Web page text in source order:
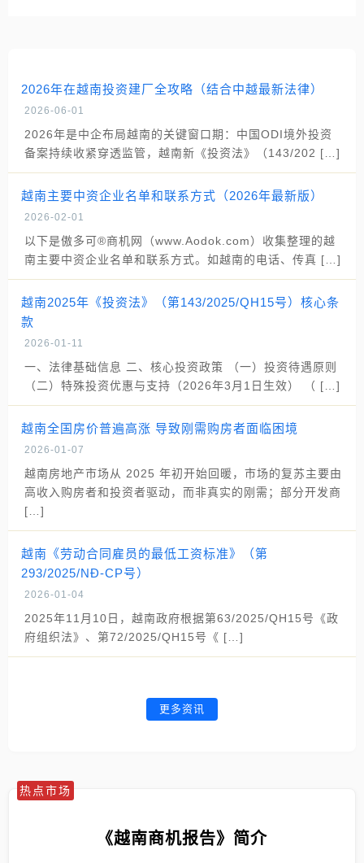
2026年在越南投资建厂全攻略（结合中越最新法律）
2026-06-01
2026年是中企布局越南的关键窗口期：中国ODI境外投资
备案持续收紧穿透监管，越南新《投资法》（143/202 […]
越南主要中资企业名单和联系方式（2026年最新版）
2026-02-01
以下是傲多可®商机网（www.Aodok.com）收集整理的越
南主要中资企业名单和联系方式。如越南的电话、传真 […]
越南2025年《投资法》（第143/2025/QH15号）核心条
款
2026-01-11
一、法律基础信息 二、核心投资政策 （一）投资待遇原则
（二）特殊投资优惠与支持（2026年3月1日生效） （ […]
越南全国房价普遍高涨 导致刚需购房者面临困境
2026-01-07
越南房地产市场从 2025 年初开始回暖，市场的复苏主要由
高收入购房者和投资者驱动，而非真实的刚需；部分开发商
[…]
越南《劳动合同雇员的最低工资标准》（第
293/2025/NĐ-CP号）
2026-01-04
2025年11月10日，越南政府根据第63/2025/QH15号《政
府组织法》、第72/2025/QH15号《 […]
更多资讯
热点市场
《越南商机报告》简介